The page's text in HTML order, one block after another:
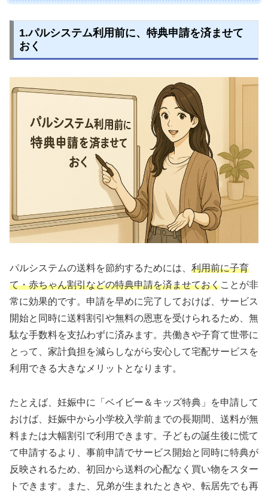
1.パルシステム利用前に、特典申請を済ませて
おく
パルシステムの送料を節約するためには、 利用前に子育
て・赤ちゃん割引などの特典申請を済ませておくことが非
常に効果的です。申請を早めに完了しておけば、サービス
開始と同時に送料割引や無料の恩恵を受けられるため、無
駄な手数料を支払わずに済みます。共働きや子育て世帯に
とって、家計負担を減らしながら安心して宅配サービスを
利用できる大きなメリットとなります。
たとえば、妊娠中に「ベイビー＆キッズ特典」を申請して
おけば、妊娠中から小学校入学前までの長期間、送料が無
料または大幅割引で利用できます。子どもの誕生後に慌て
て申請するより、事前申請でサービス開始と同時に特典が
反映されるため、初回から送料の心配なく買い物をスター
トできます。また、兄弟が生まれたときや、転居先でも再